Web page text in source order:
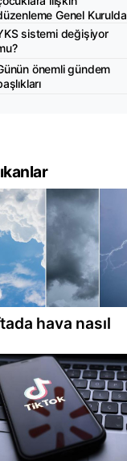
Genel Kurulda
sistemi değişiyor
önemli gündem
hava nasıl